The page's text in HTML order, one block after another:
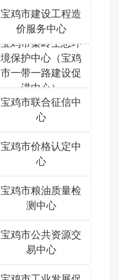
宝鸡市建设工程造
价服务中心
宝鸡市秦岭生态环
境保护中心（宝鸡
市一带一路建设促
进中心）
宝鸡市联合征信中
心
宝鸡市价格认定中
心
宝鸡市粮油质量检
测中心
宝鸡市公共资源交
易中心